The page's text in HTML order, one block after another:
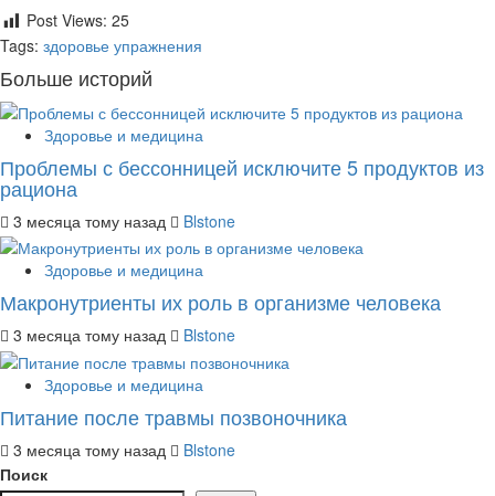
Post Views: 25
Tags: здоровье упражнения
Больше историй
Здоровье и медицина
Проблемы с бессонницей исключите 5 продуктов из
рациона
3 месяца тому назад Blstone
Здоровье и медицина
Макронутриенты их роль в организме человека
3 месяца тому назад Blstone
Здоровье и медицина
Питание после травмы позвоночника
3 месяца тому назад
Blstone
Поиск